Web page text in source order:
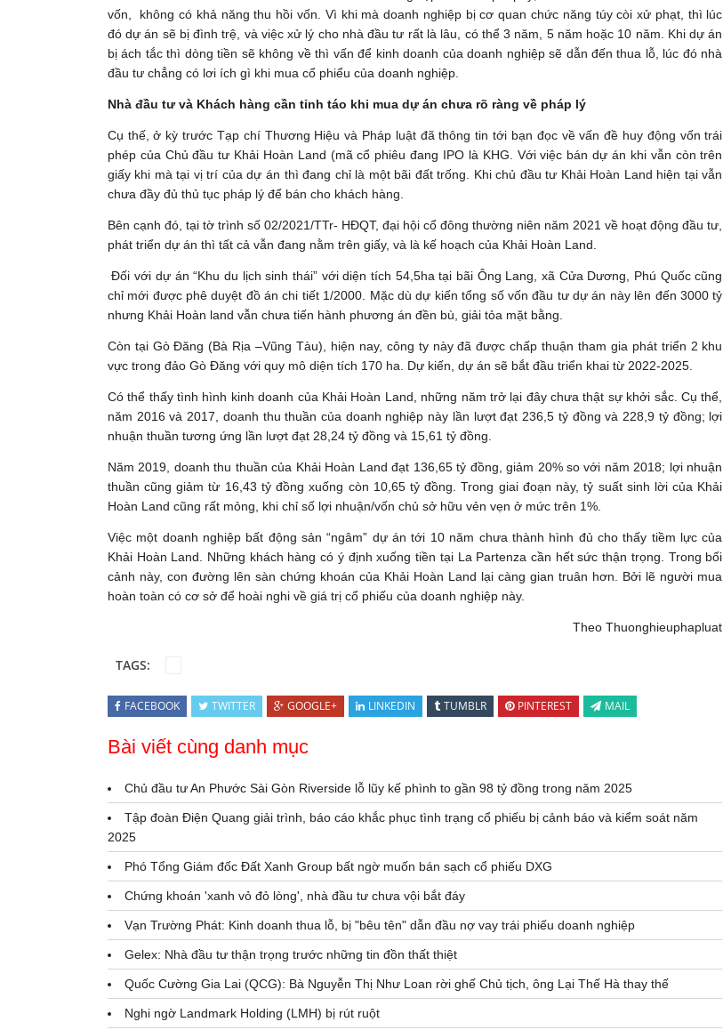
vốn, không có khả năng thu hồi vốn. Vì khi mà doanh nghiệp bị cơ quan chức năng túy còi xử phạt, thì lúc
đó dự án sẽ bị đình trệ, và việc xử lý cho nhà đầu tư rất là lâu, có thể 3 năm, 5 năm hoặc 10 năm. Khi dự án
bị ách tắc thì dòng tiền sẽ không về thì vấn để kinh doanh của doanh nghiệp sẽ dẫn đến thua lỗ, lúc đó nhà
đầu tư chẳng có lơi ích gì khi mua cổ phiểu của doanh nghiệp.
Nhà đầu tư và Khách hàng cần tỉnh táo khi mua dự án chưa rõ ràng về pháp lý
Cụ thế, ở kỳ trước Tạp chí Thương Hiệu và Pháp luật đã thông tin tới bạn đọc về vấn đề huy động vốn trái
phép của Chủ đầu tư Khải Hoàn Land (mã cổ phiêu đang IPO là KHG. Với việc bán dự án khi vẫn còn trên
giấy khi mà tại vị trí của dự án thì đang chỉ là một bãi đất trống. Khi chủ đầu tư Khải Hoàn Land hiện tại vẫn
chưa đầy đủ thủ tục pháp lý để bán cho khách hàng.
Bên cạnh đó, tại tờ trình số 02/2021/TTr- HĐQT, đại hội cổ đông thường niên năm 2021 về hoạt động đầu tư,
phát triển dự án thì tất cả vẫn đang nằm trên giấy, và là kế hoạch của Khải Hoàn Land.
Đối với dự án “Khu du lịch sinh thái” với diện tích 54,5ha tại bãi Ông Lang, xã Cửa Dương, Phú Quốc cũng
chỉ mới được phê duyệt đồ án chi tiết 1/2000. Mặc dù dự kiến tổng số vốn đầu tư dự án này lên đến 3000 tỷ
nhưng Khải Hoàn land vẫn chưa tiến hành phương án đền bù, giải tỏa mặt bằng.
Còn tại Gò Đăng (Bà Rịa –Vũng Tàu), hiện nay, công ty này đã được chấp thuận tham gia phát triển 2 khu
vực trong đảo Gò Đăng với quy mô diện tích 170 ha. Dự kiến, dự án sẽ bắt đầu triển khai từ 2022-2025.
Có thể thấy tình hình kinh doanh của Khải Hoàn Land, những năm trở lại đây chưa thật sự khởi sắc. Cụ thể,
năm 2016 và 2017, doanh thu thuần của doanh nghiệp này lần lượt đạt 236,5 tỷ đồng và 228,9 tỷ đồng; lợi
nhuận thuần tương ứng lần lượt đạt 28,24 tỷ đồng và 15,61 tỷ đồng.
Năm 2019, doanh thu thuần của Khải Hoàn Land đạt 136,65 tỷ đồng, giảm 20% so với năm 2018; lợi nhuận
thuần cũng giảm từ 16,43 tỷ đồng xuống còn 10,65 tỷ đồng. Trong giai đoạn này, tỷ suất sinh lời của Khải
Hoàn Land cũng rất mỏng, khi chỉ số lợi nhuận/vốn chủ sở hữu vẻn vẹn ở mức trên 1%.
Việc một doanh nghiệp bất động sản “ngâm” dự án tới 10 năm chưa thành hình đủ cho thấy tiềm lực của
Khải Hoàn Land. Những khách hàng có ý định xuống tiền tại La Partenza cần hết sức thận trọng. Trong bối
cảnh này, con đường lên sàn chứng khoán của Khải Hoàn Land lại càng gian truân hơn. Bởi lẽ người mua
hoàn toàn có cơ sở để hoài nghi về giá trị cổ phiếu của doanh nghiệp này.
Theo Thuonghieuphapluat
TAGS:
FACEBOOK TWITTER GOOGLE+ LINKEDIN TUMBLR PINTEREST MAIL
Bài viết cùng danh mục
Chủ đầu tư An Phước Sài Gòn Riverside lỗ lũy kế phình to gần 98 tỷ đồng trong năm 2025
Tập đoàn Điện Quang giải trình, báo cáo khắc phục tình trạng cổ phiếu bị cảnh báo và kiểm soát năm
2025
Phó Tổng Giám đốc Đất Xanh Group bất ngờ muốn bán sạch cổ phiếu DXG
Chứng khoán 'xanh vỏ đỏ lòng', nhà đầu tư chưa vội bắt đáy
Vạn Trường Phát: Kinh doanh thua lỗ, bị "bêu tên" dẫn đầu nợ vay trái phiếu doanh nghiệp
Gelex: Nhà đầu tư thận trọng trước những tin đồn thất thiệt
Quốc Cường Gia Lai (QCG): Bà Nguyễn Thị Như Loan rời ghế Chủ tịch, ông Lại Thế Hà thay thế
Nghi ngờ Landmark Holding (LMH) bị rút ruột